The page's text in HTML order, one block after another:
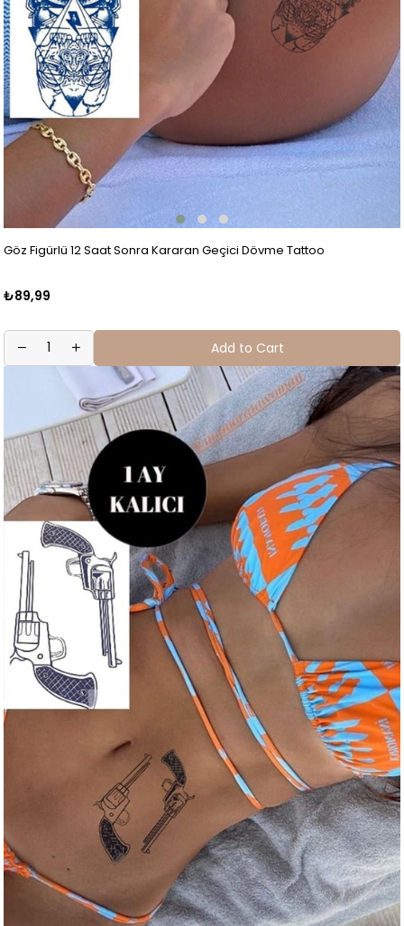
Göz Figürlü 12 Saat Sonra Kararan Geçici Dövme Tattoo
₺89,99
Add to Cart